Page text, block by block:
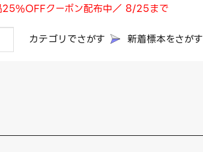
25%OFFクーポン配布中／ 8/25まで
カテゴリでさがす 新着標本をさがす